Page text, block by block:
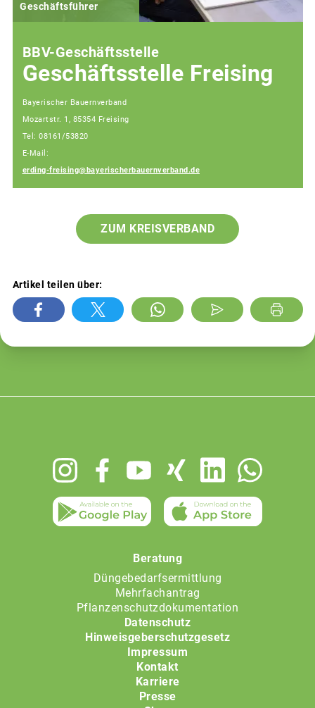
Geschäftsführer
BBV-Geschäftsstelle
Geschäftsstelle Freising
Bayerischer Bauernverband
Mozartstr. 1, 85354 Freising
Tel: 08161/53820
E-Mail:
erding-freising@bayerischerbauernverband.de
ZUM KREISVERBAND
Artikel teilen über:
Beratung
Düngebedarfsermittlung
Mehrfachantrag
Pflanzenschutzdokumentation
Datenschutz
Hinweisgeberschutzgesetz
Impressum
Kontakt
Karriere
Presse